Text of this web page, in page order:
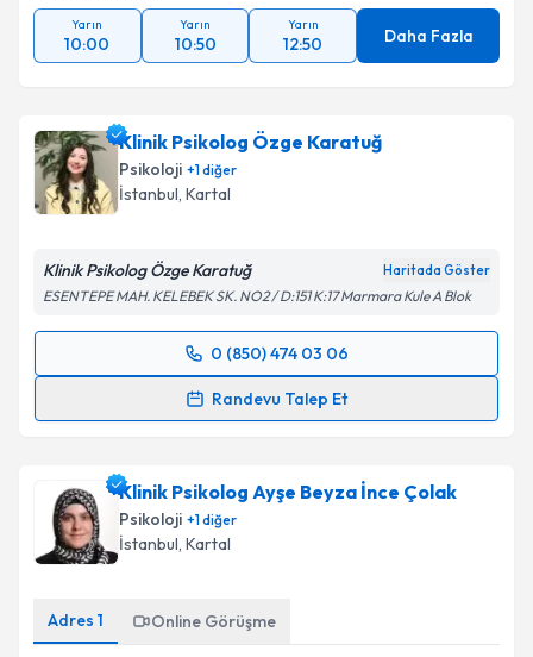
Yarın
10:00
Yarın
10:50
Yarın
12:50 Daha Fazla
Klinik Psikolog Özge Karatuğ
Psikoloji +1diğer
İstanbul, Kartal
Klinik Psikolog Özge Karatuğ Haritada Göster
ESENTEPE MAH. KELEBEK SK. NO2 / D:151 K:17 Marmara Kule A Blok
0 (850) 474 03 06
Randevu Talep Et
Randevu Takvimi Talebi
için bir takvim hazırlandığında e-posta ile
bilgilendireceğiz.
E-posta Adresiniz
Klinik Psikolog Ayşe Beyza İnce Çolak
Psikoloji +1diğer
İstanbul, Kartal
Adres 1 Online Görüşme